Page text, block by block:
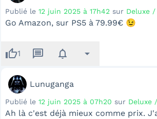
Publié le 12 juin 2025 à 17h42 sur Deluxe /
Go Amazon, sur PS5 à 79.99€ 😉
thumb_up1 message notifications arrow_drop_down
Lunuganga
Publié le 12 juin 2025 à 07h20 sur Deluxe
Ah là c'est déjà mieux comme prix.